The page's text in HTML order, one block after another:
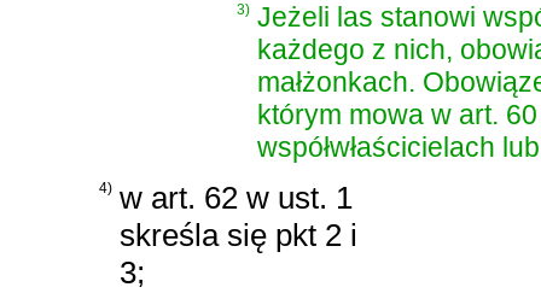
3) Jeżeli las stanowi
każdego z nich,
małżonkach.
którym mowa w art.
współwłaścicielach
4) w art. 62 w ust. 1
skreśla się pkt 2 i
3;